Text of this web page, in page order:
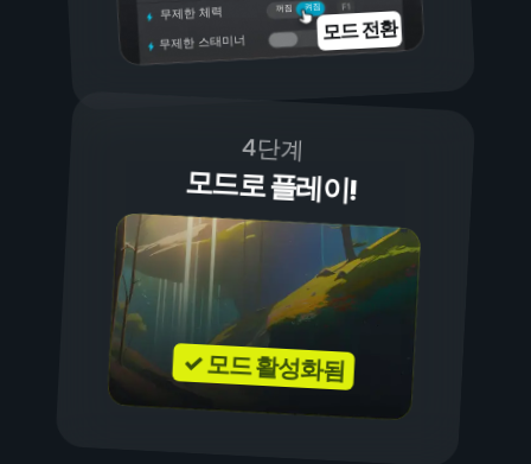
켜짐
꺼짐
무제한 체력
무제한 스태미너 모드 전환
4단계
모드로 플레이!
✓ 모드 활성화됨